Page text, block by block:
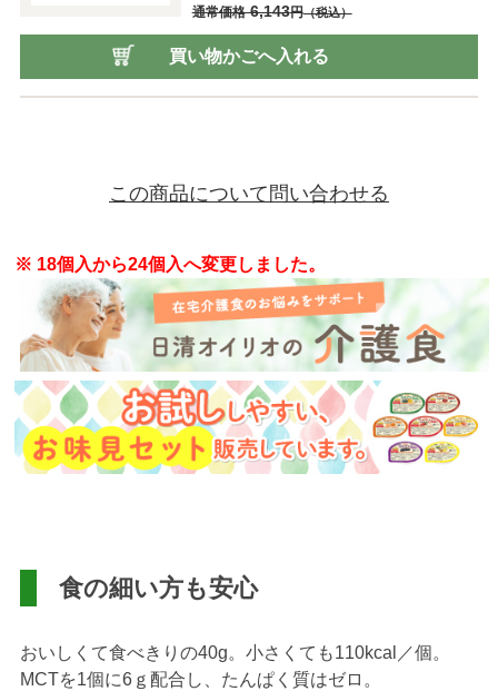
通常価格6,143円（税込）
買い物かごへ入れる
この商品について問い合わせる
※ 18個入から24個入へ変更しました。
食の細い方も安心
おいしくて食べきりの40g。小さくても110kcal／個。
MCTを1個に6ｇ配合し、たんぱく質はゼロ。